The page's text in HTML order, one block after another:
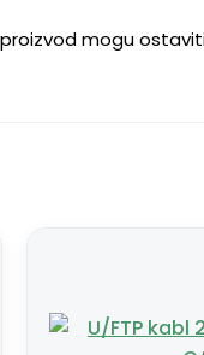
proizvod mogu